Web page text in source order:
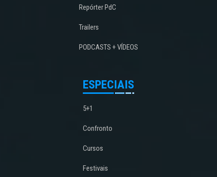
Repórter PdC
Trailers
PODCASTS + VÍDEOS
ESPECIAIS
5+1
Confronto
Cursos
Festivais